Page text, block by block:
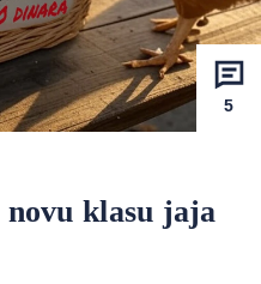
5
klasu jaja